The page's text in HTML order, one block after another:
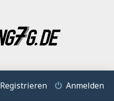
Anmelden
Registrieren